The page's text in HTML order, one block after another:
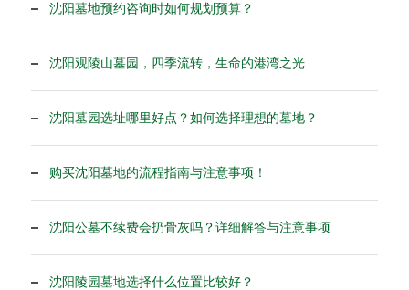
沈阳墓地预约咨询时如何规划预算？
沈阳观陵山墓园，四季流转，生命的港湾之光
沈阳墓园选址哪里好点？如何选择理想的墓地？
购买沈阳墓地的流程指南与注意事项！
沈阳公墓不续费会扔骨灰吗？详细解答与注意事项
沈阳陵园墓地选择什么位置比较好？